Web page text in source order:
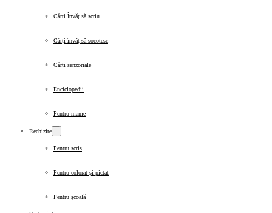
Cărți Învăț să scriu
Cărți învăț să socotesc
Cărți senzoriale
Enciclopedii
Pentru mame
Rechizite
Pentru scris
Pentru colorat și pictat
Pentru școală